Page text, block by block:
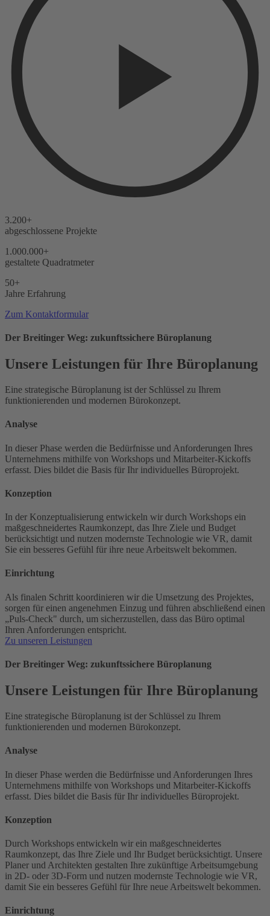
3.200+
abgeschlossene Projekte
1.000.000+
gestaltete Quadratmeter
50+
Jahre Erfahrung
Zum Kontaktformular
Der Breitinger Weg: zukunftssichere Büroplanung
Unsere Leistungen für Ihre Büroplanung
Eine strategische Büroplanung ist der Schlüssel zu Ihrem
funktionierenden und modernen Bürokonzept.
Analyse
In dieser Phase werden die Bedürfnisse und Anforderungen Ihres
Unternehmens mithilfe von Workshops und Mitarbeiter-Kickoffs
erfasst. Dies bildet die Basis für Ihr individuelles Büroprojekt.
Konzeption
In der Konzeptualisierung entwickeln wir durch Workshops ein
maßgeschneidertes Raumkonzept, das Ihre Ziele und Budget
berücksichtigt und nutzen modernste Technologie wie VR, damit
Sie ein besseres Gefühl für ihre neue Arbeitswelt bekommen.
Einrichtung
Als finalen Schritt koordinieren wir die Umsetzung des Projektes,
sorgen für einen angenehmen Einzug und führen abschließend einen
„Puls-Check" durch, um sicherzustellen, dass das Büro optimal
Ihren Anforderungen entspricht.
Zu unseren Leistungen
Der Breitinger Weg: zukunftssichere Büroplanung
Unsere Leistungen für Ihre Büroplanung
Eine strategische Büroplanung ist der Schlüssel zu Ihrem
funktionierenden und modernen Bürokonzept.
Analyse
In dieser Phase werden die Bedürfnisse und Anforderungen Ihres
Unternehmens mithilfe von Workshops und Mitarbeiter-Kickoffs
erfasst. Dies bildet die Basis für Ihr individuelles Büroprojekt.
Konzeption
Durch Workshops entwickeln wir ein maßgeschneidertes
Raumkonzept, das Ihre Ziele und Ihr Budget berücksichtigt. Unsere
Planer und Architekten gestalten Ihre zukünftige Arbeitsumgebung
in 2D- oder 3D-Form und nutzen modernste Technologie wie VR,
damit Sie ein besseres Gefühl für Ihre neue Arbeitswelt bekommen.
Einrichtung